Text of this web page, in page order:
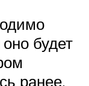
будет
ранее,